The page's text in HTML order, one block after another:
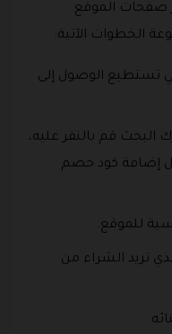
صفحات الموقع
الخطوات الآتية:
تستطيع الوصول إلى
البحث قم بالنقر عليه،
إضافة كود خصم
للموقع.
تريد الشراء من